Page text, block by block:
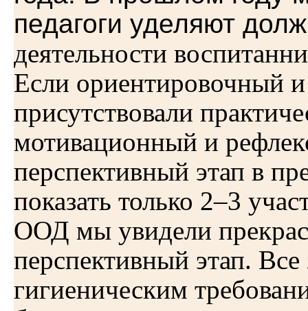
педагоги уделяют
деятельности
Если ориентировочный
присутствовали
мотивационный и
перспективный этап в
показать только 2–3
ООД мы увидели
перспективный этап. Все
гигиеническим